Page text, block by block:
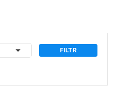
 FILTR